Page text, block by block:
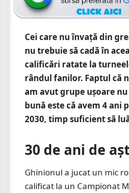
Cei care nu învață din
nu trebuie să cadă în
calificări ratate la
rândul fanilor. Faptul că
am avut grupe ușoare nu
bună este că avem 4 ani
2030, timp suficient să
30 de ani de
Ghinionul a jucat un mic
calificat la un Campionat